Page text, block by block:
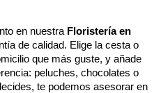
en nuestra Floristería en
de calidad. Elige la cesta o
que más guste, y añade
peluches, chocolates o
te podemos asesorar en